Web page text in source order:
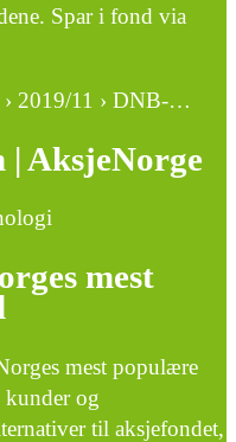
Spar i fond via
› 2019/11 › DNB-…
AksjeNorge
mest
mest populære
kunder og
til aksjefondet,